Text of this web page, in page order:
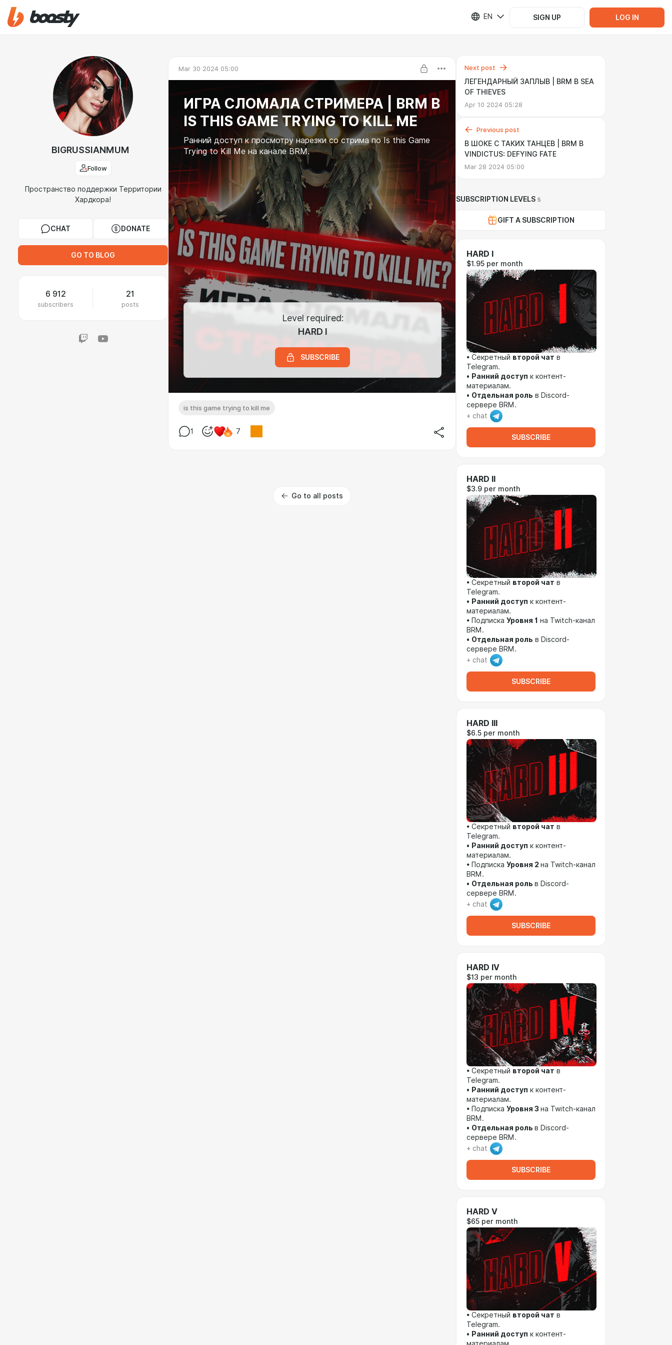
EN SIGN UP LOG IN
BIGRUSSIANMUM
Follow
Пространство поддержки Территории
Хардкора!
CHAT DONATE
GO TO BLOG
6 912
subscribers
21
posts
Mar 30 2024 05:00
ИГРА СЛОМАЛА СТРИМЕРА | BRM В
IS THIS GAME TRYING TO KILL ME
Ранний доступ к просмотру нарезки со стрима по Is this Game
Trying to Kill Me на канале BRM.
Level required:
HARD I
SUBSCRIBE
is this game trying to kill me
1 7
Go to all posts
Next post
ЛЕГЕНДАРНЫЙ ЗАПЛЫВ | BRM В SEA
OF THIEVES
Apr 10 2024 05:28
Previous post
В ШОКЕ С ТАКИХ ТАНЦЕВ | BRM В
VINDICTUS: DEFYING FATE
Mar 28 2024 05:00
SUBSCRIPTION LEVELS 5
GIFT A SUBSCRIPTION
HARD I
$1.95 per month
• Секретный второй чат в
Telegram.
• Ранний доступ к контент-
материалам.
• Отдельная роль в Discord-
сервере BRM.
+ chat
SUBSCRIBE
HARD II
$3.9 per month
• Секретный второй чат в
Telegram.
• Ранний доступ к контент-
материалам.
• Подписка Уровня 1 на Twitch-канал
BRM.
• Отдельная роль в Discord-
сервере BRM.
+ chat
SUBSCRIBE
HARD III
$6.5 per month
• Секретный второй чат в
Telegram.
• Ранний доступ к контент-
материалам.
• Подписка Уровня 2на Twitch-канал
BRM.
• Отдельная роль в Discord-
сервере BRM.
+ chat
SUBSCRIBE
HARD IV
$13 per month
• Секретный второй чат в
Telegram.
• Ранний доступ к контент-
материалам.
• Подписка Уровня 3 на Twitch-канал
BRM.
• Отдельная роль в Discord-
сервере BRM.
+ chat
SUBSCRIBE
HARD V
$65 per month
• Секретный второй чат в
Telegram.
• Ранний доступ к контент-